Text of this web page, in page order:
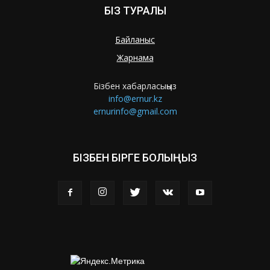
БІЗ ТУРАЛЫ
Байланыс
Жарнама
Бізбен хабарласыңыз
info@ernur.kz
ernurinfo@gmail.com
БІЗБЕН БІРГЕ БОЛЫҢЫЗ